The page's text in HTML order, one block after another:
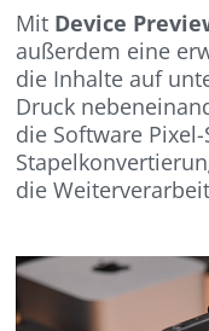
Mit Device
außerdem eine
die Inhalte auf
Druck
die Software
die